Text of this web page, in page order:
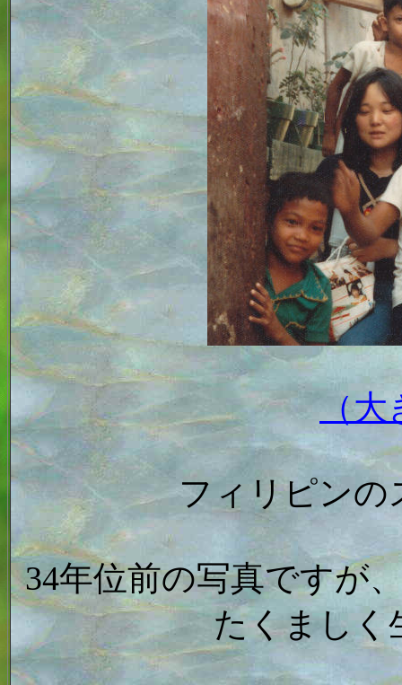
（大
フィリピンの
34年位前の写真ですが
たくましく